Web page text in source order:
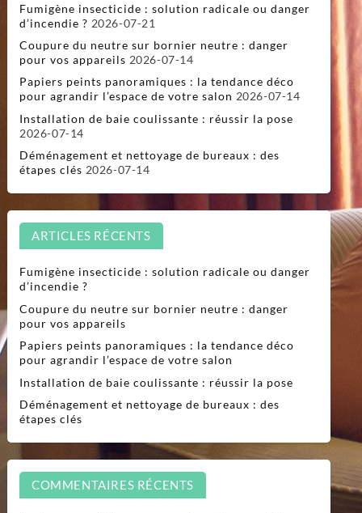
Fumigène insecticide : solution radicale ou danger
d’incendie ? 2026-07-21
Coupure du neutre sur bornier neutre : danger
pour vos appareils 2026-07-14
Papiers peints panoramiques : la tendance déco
pour agrandir l’espace de votre salon 2026-07-14
Installation de baie coulissante : réussir la pose
2026-07-14
Déménagement et nettoyage de bureaux : des
étapes clés 2026-07-14
ARTICLES RÉCENTS
Fumigène insecticide : solution radicale ou danger
d’incendie ?
Coupure du neutre sur bornier neutre : danger
pour vos appareils
Papiers peints panoramiques : la tendance déco
pour agrandir l’espace de votre salon
Installation de baie coulissante : réussir la pose
Déménagement et nettoyage de bureaux : des
étapes clés
COMMENTAIRES RÉCENTS